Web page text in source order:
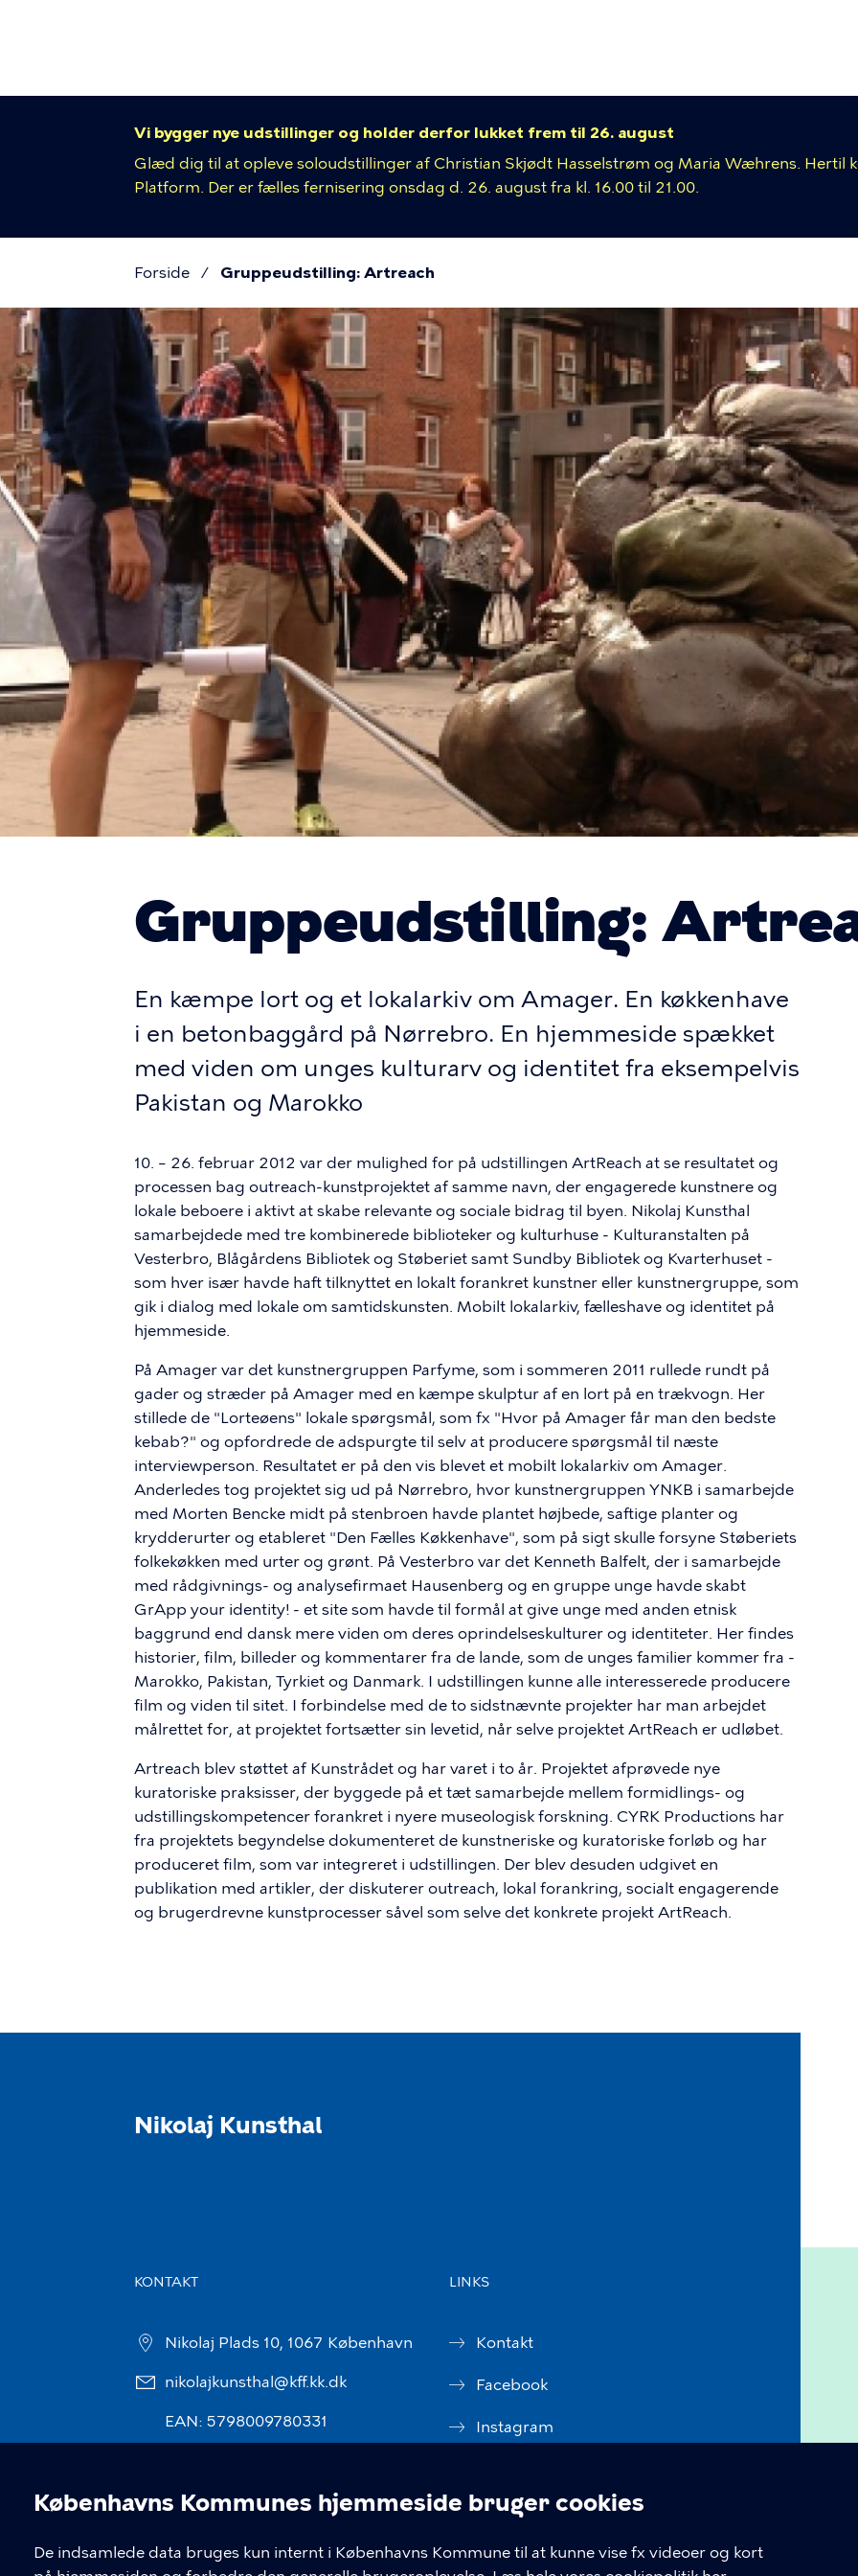
Cookieindstillinger
Københavns Kommunes hjemmeside bruger cookies
De indsamlede data bruges kun internt i Københavns Kommune til at kunne vise fx videoer og kort
Vi bygger nye udstillinger og holder derfor lukket frem til 26. august
Glæd dig til at opleve soloudstillinger af Christian Skjødt Hasselstrøm og Maria Wæhrens. Hertil
Platform. Der er fælles fernisering onsdag d. 26. august fra kl. 16.00 til 21.00.
Brødkrumme
Forside Gruppeudstilling: Artreach
Gruppeudstilling:
En kæmpe lort og et lokalarkiv om Amager. En køkkenhave
i en betonbaggård på Nørrebro. En hjemmeside spækket
med viden om unges kulturarv og identitet fra eksempelvis
Pakistan og Marokko
10. – 26. februar 2012 var der mulighed for på udstillingen ArtReach at se resultatet og
processen bag outreach-kunstprojektet af samme navn, der engagerede kunstnere og
lokale beboere i aktivt at skabe relevante og sociale bidrag til byen. Nikolaj Kunsthal
samarbejdede med tre kombinerede biblioteker og kulturhuse - Kulturanstalten på
Vesterbro, Blågårdens Bibliotek og Støberiet samt Sundby Bibliotek og Kvarterhuset -
som hver især havde haft tilknyttet en lokalt forankret kunstner eller kunstnergruppe, som
gik i dialog med lokale om samtidskunsten. Mobilt lokalarkiv, fælleshave og identitet på
hjemmeside.
På Amager var det kunstnergruppen Parfyme, som i sommeren 2011 rullede rundt på
gader og stræder på Amager med en kæmpe skulptur af en lort på en trækvogn. Her
stillede de "Lorteøens" lokale spørgsmål, som fx "Hvor på Amager får man den bedste
kebab?" og opfordrede de adspurgte til selv at producere spørgsmål til næste
interviewperson. Resultatet er på den vis blevet et mobilt lokalarkiv om Amager.
Anderledes tog projektet sig ud på Nørrebro, hvor kunstnergruppen YNKB i samarbejde
med Morten Bencke midt på stenbroen havde plantet højbede, saftige planter og
krydderurter og etableret "Den Fælles Køkkenhave", som på sigt skulle forsyne Støberiets
folkekøkken med urter og grønt. På Vesterbro var det Kenneth Balfelt, der i samarbejde
med rådgivnings- og analysefirmaet Hausenberg og en gruppe unge havde skabt
GrApp your identity! - et site som havde til formål at give unge med anden etnisk
baggrund end dansk mere viden om deres oprindelseskulturer og identiteter. Her findes
historier, film, billeder og kommentarer fra de lande, som de unges familier kommer fra -
Marokko, Pakistan, Tyrkiet og Danmark. I udstillingen kunne alle interesserede producere
film og viden til sitet. I forbindelse med de to sidstnævnte projekter har man arbejdet
målrettet for, at projektet fortsætter sin levetid, når selve projektet ArtReach er udløbet.
Artreach blev støttet af Kunstrådet og har varet i to år. Projektet afprøvede nye
kuratoriske praksisser, der byggede på et tæt samarbejde mellem formidlings- og
udstillingskompetencer forankret i nyere museologisk forskning. CYRK Productions har
fra projektets begyndelse dokumenteret de kunstneriske og kuratoriske forløb og har
produceret film, som var integreret i udstillingen. Der blev desuden udgivet en
publikation med artikler, der diskuterer outreach, lokal forankring, socialt engagerende
og brugerdrevne kunstprocesser såvel som selve det konkrete projekt ArtReach.
Nikolaj Kunsthal
KONTAKT
Nikolaj Plads 10, 1067 København
nikolajkunsthal@kff.kk.dk
EAN: 5798009780331
LINKS
Kontakt
Facebook
Instagram
Tilgængelighedserklæring
Cookiepolitik